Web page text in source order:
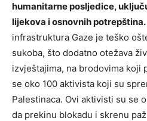
humanitarne posljedice,
lijekova i osnovnih potrepština.
infrastruktura Gaze je teško
sukoba, što dodatno otežava
izvještajima, na brodovima koji
se oko 100 aktivista koji su
Palestinaca. Ovi aktivisti su se
da prekinu blokadu i skrenu